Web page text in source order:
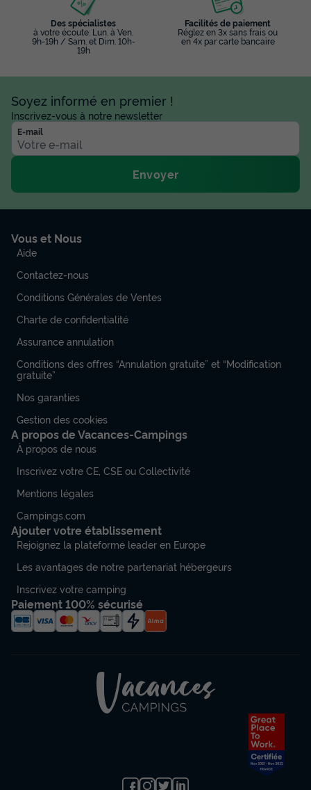
Des spécialistes
à votre écoute: Lun. à Ven.
9h-19h / Sam. et Dim. 10h-
19h
Facilités de paiement
Réglez en 3x sans frais ou
en 4x par carte bancaire
Soyez informé en premier !
Inscrivez-vous à notre newsletter
E-mail
Envoyer
Vous et Nous
Aide
Contactez-nous
Conditions Générales de Ventes
Charte de confidentialité
Assurance annulation
Conditions des offres “Annulation gratuite” et “Modification
gratuite”
Nos garanties
Gestion des cookies
A propos de Vacances-Campings
À propos de nous
Inscrivez votre CE, CSE ou Collectivité
Mentions légales
Campings.com
Ajouter votre établissement
Rejoignez la plateforme leader en Europe
Les avantages de notre partenariat hébergeurs
Inscrivez votre camping
Paiement 100% sécurisé